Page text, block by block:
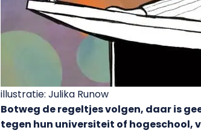
illustratie: Julika Runow
Botweg de regeltjes volgen, daar is
tegen hun universiteit of hogeschool,